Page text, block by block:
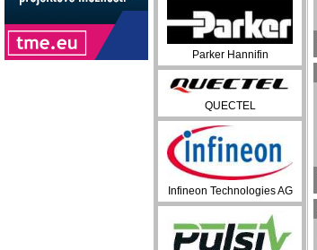
Parker Hannifin
QUECTEL
Infineon Technologies AG